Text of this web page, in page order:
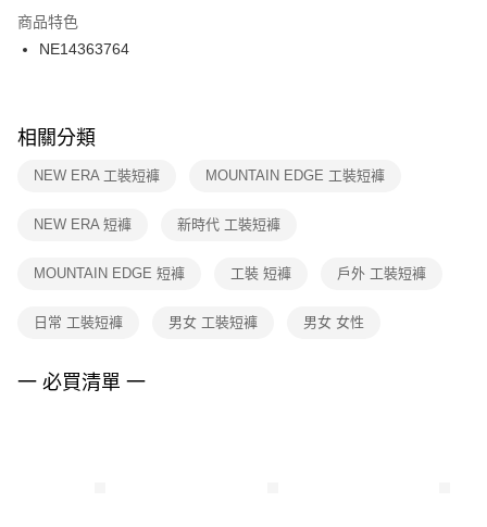
２．訂單成立數日內，您將收到繳費通知簡訊。
３．收到繳費通知簡訊後14天內，點擊此簡訊中的連結，可透過四大超商／
ATM／網路銀行／等多元方式進行付款，方視為交易完成。
※ 交易是否成功請以「AFTEE先享後付 」之結帳頁面顯示為準，若有關於
是否繳費成功／繳費後需取消欲退款等相關疑問，請聯繫「AFTEE先享後付
客戶支援中心」https://netprotections.freshdesk.com/support/home
１．透過由恩沛科技股份有限公司提供之「AFTEE先享後付」服務完成之交
權轉讓予恩沛科技股份有限公司。
３．未成年的使用者請事先徵得法定代理人或監護人之同意方可使用
４．使用「AFTEE先享後付」時，將依據個別帳號之用戶狀況，依本公司即
付款後門市自取
每筆NT$100，滿NT$1,500(含以上)免運費
商品特色
NE14363764
相關分類
NEW ERA 工裝短褲 MOUNTAIN EDGE 工裝短褲
NEW ERA 短褲 新時代 工裝短褲
MOUNTAIN EDGE 短褲 工裝 短褲 戶外 工裝短褲
日常 工裝短褲 男女 工裝短褲 男女 女性
一 必買清單 一